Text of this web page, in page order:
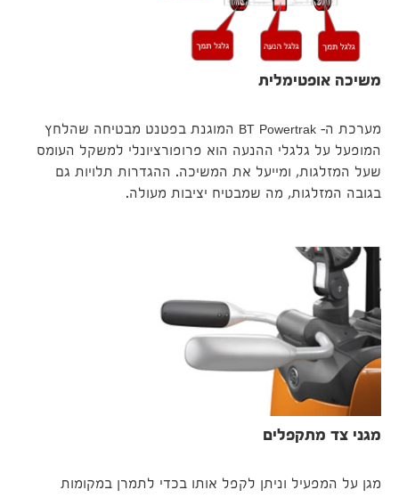
משיכה אופטימלית
מערכת ה- BT Powertrak המוגנת בפטנט מבטיחה שהלחץ
המופעל על גלגלי ההנעה הוא פרופורציונלי למשקל העומס
שעל המזלגות, ומייעל את המשיכה. ההגדרות תלויות גם
בגובה המזלגות, מה שמבטיח יציבות מעולה.
מגני צד מתקפלים
מגן על המפעיל וניתן לקפל אותו בכדי לתמרן במקומות